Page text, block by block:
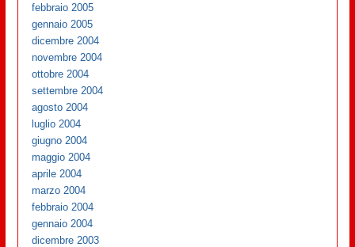
febbraio 2005
gennaio 2005
dicembre 2004
novembre 2004
ottobre 2004
settembre 2004
agosto 2004
luglio 2004
giugno 2004
maggio 2004
aprile 2004
marzo 2004
febbraio 2004
gennaio 2004
dicembre 2003